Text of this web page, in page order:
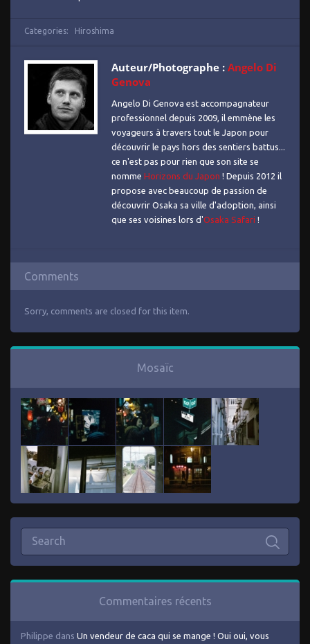
Categories: Hiroshima
Auteur/Photographe : Angelo Di
Genova
Angelo Di Genova est accompagnateur
professionnel depuis 2009, il emmène les
voyageurs à travers tout le Japon pour
découvrir le pays hors des sentiers battus...
ce n'est pas pour rien que son site se
nomme Horizons du Japon ! Depuis 2012 il
propose avec beaucoup de passion de
découvrir Osaka sa ville d'adoption, ainsi
que ses voisines lors d'Osaka Safari !
Comments
Sorry, comments are closed for this item.
Mosaïc
Commentaires récents
Philippe dans Un vendeur de caca qui se mange ! Oui oui, vous